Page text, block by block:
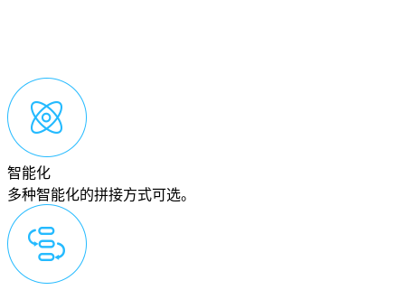
智能化
多种智能化的拼接方式可选。